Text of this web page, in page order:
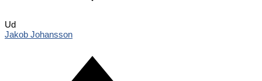
Ud
Jakob Johansson